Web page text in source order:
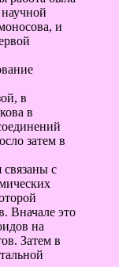
и
в
в
затем в
с
Вначале это
на
Затем в